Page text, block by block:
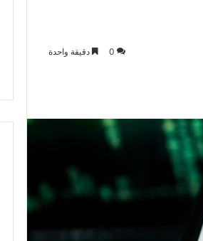
0 دقيقة واحدة